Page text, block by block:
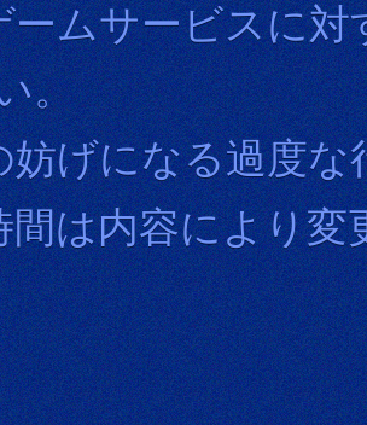
ームサービスに
。
妨げになる過度
間は内容により